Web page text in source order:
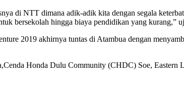
di NTT dimana adik-adik kita dengan segala
bersekolah hingga biaya pendidikan yang kurang,”
2019 akhirnya tuntas di Atambua dengan
Honda Dulu Community (CHDC) Soe,